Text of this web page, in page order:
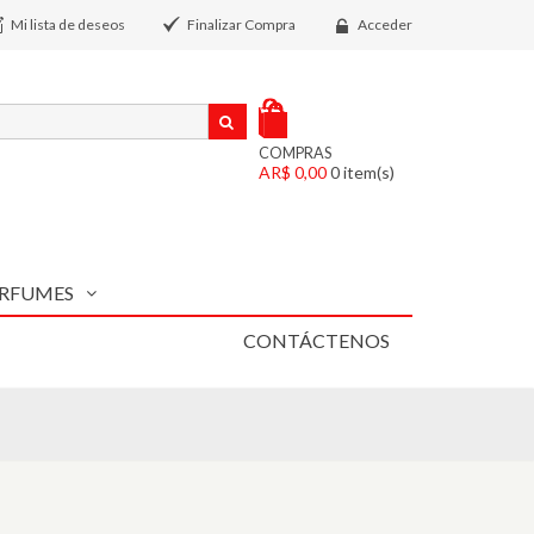
Mi lista de deseos Finalizar Compra Acceder
COMPRAS
AR$ 0,000item(s)
CONTÁCTENOS